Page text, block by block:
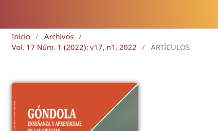
Inicio / Archivos /
Vol. 17 Núm. 1 (2022): v17, n1, 2022
/ ARTÍCULOS